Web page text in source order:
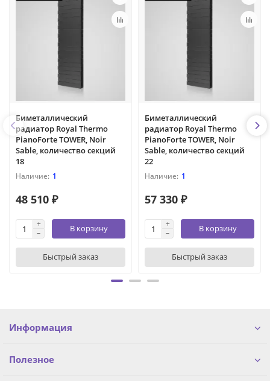
Биметаллический
радиатор Royal Thermo
PianoForte TOWER, Noir
Sable, количество секций
18
1
48 510 ₽
В корзину
Быстрый заказ
Биметаллический
радиатор Royal Thermo
PianoForte TOWER, Noir
Sable, количество секций
22
1
57 330 ₽
В корзину
Быстрый заказ
Информация
Полезное